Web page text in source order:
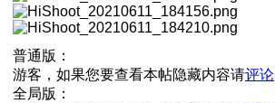
普通版：
游客，如果您要查看本帖隐藏内容请评论
全局版：